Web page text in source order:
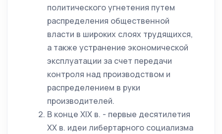
политического угнетения путем
распределения общественной
власти в широких слоях трудящихся,
а также устранение экономической
эксплуатации за счет передачи
контроля над производством и
распределением в руки
производителей.
В конце XIX в. - первые десятилетия
ХХ в. идеи либертарного социализма